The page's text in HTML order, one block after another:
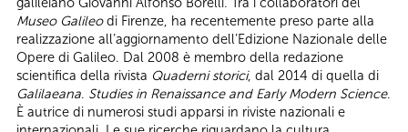
Museo Galileodi Firenze, ha recentemente preso parte alla
realizzazione all’aggiornamento dell’Edizione Nazionale delle
Opere di Galileo. Dal 2008 è membro della redazione
scientifica della rivista Quaderni storici, dal 2014 di quella di
Galilaeana. Studies in Renaissance and Early Modern Science.
È autrice di numerosi studi apparsi in riviste nazionali e